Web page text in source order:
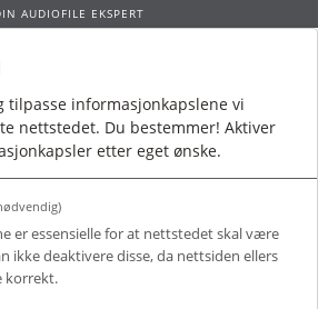
AUDIOFILE EKSPERT
/ Aktive Høyttalere / Subwoofer
tilpasse informasjonkapslene vi
nettstedet. Du bestemmer! Aktiver
etter eget ønske.
er essensielle for at nettstedet skal være
ikke deaktivere disse, da nettsiden ellers
korrekt.